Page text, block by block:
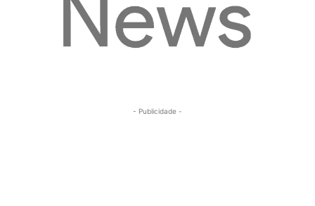
- Publicidade -